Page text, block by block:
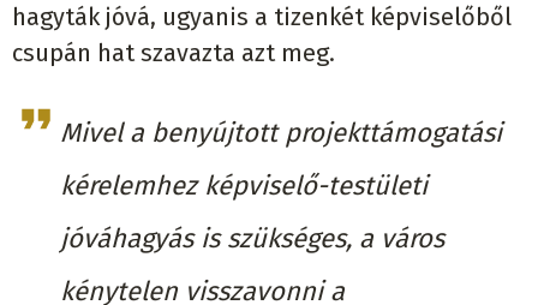
hagyták jóvá, ugyanis a tizenkét képviselőből
csupán hat szavazta azt meg.
Mivel a benyújtott projekttámogatási
kérelemhez képviselő-testületi
jóváhagyás is szükséges, a város
kénytelen visszavonni a